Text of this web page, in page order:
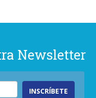
Newsletter
INSCRÍBETE